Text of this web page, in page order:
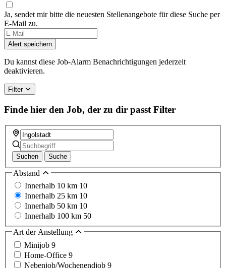
Ja, sendet mir bitte die neuesten Stellenangebote für diese Suche per
E-Mail zu.
If
you
are
a
human,
this
field
Alert speichern
Du kannst diese Job-Alarm Benachrichtigungen jederzeit
deaktivieren.
Filter
Finde hier den Job, der zu dir passt Filter
Suchen Suche
Abstand
Innerhalb 10 km 10
Innerhalb 25 km 10
Innerhalb 50 km 10
Innerhalb 100 km 50
Art der Anstellung
Minijob 9
Home-Office 9
Nebenjob/Wochenendjob 9